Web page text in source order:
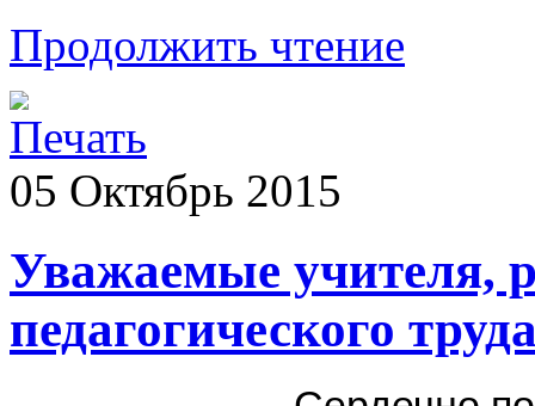
Продолжить чтение
05 Октябрь 2015
Уважаемые учителя,
педагогического